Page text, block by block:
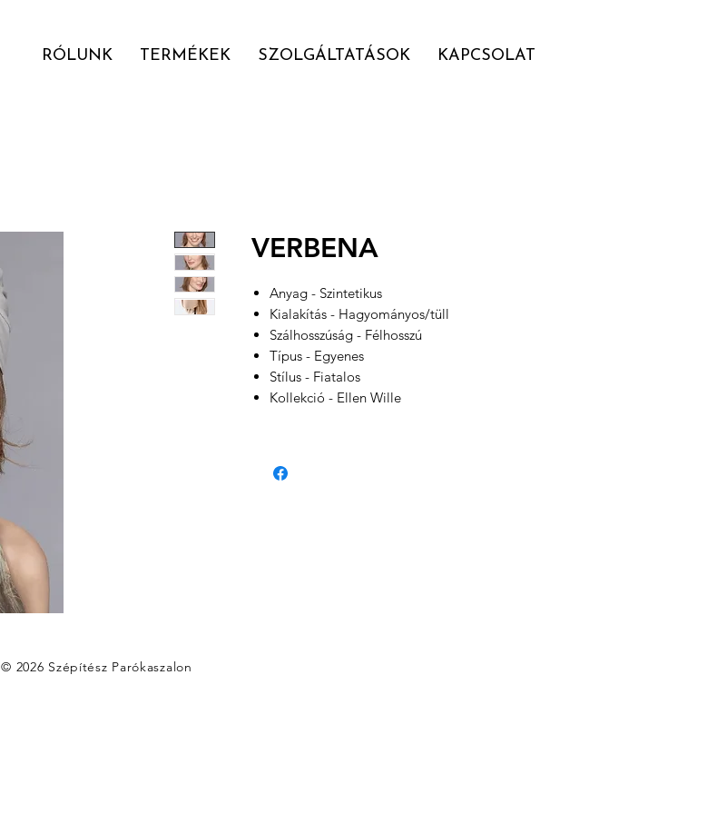
RÓLUNK TERMÉKEK SZOLGÁLTATÁSOK KAPCSOLAT
VERBENA
Anyag - Szintetikus
Kialakítás - Hagyományos/tüll
Szálhosszúság - Félhosszú
Típus - Egyenes
Stílus - Fiatalos
Kollekció - Ellen Wille
© 2026 Szépítész Parókaszalon